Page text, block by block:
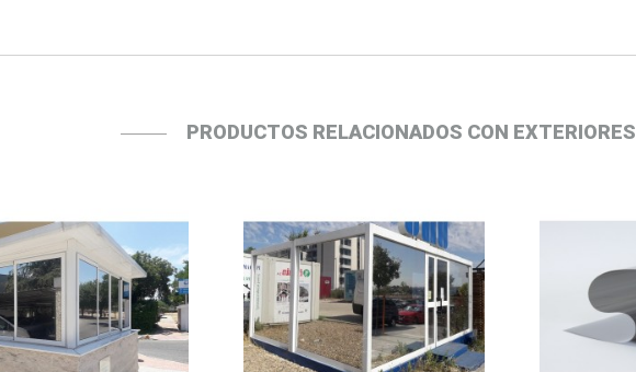
PRODUCTOS RELACIONADOS CON EXTERIORES